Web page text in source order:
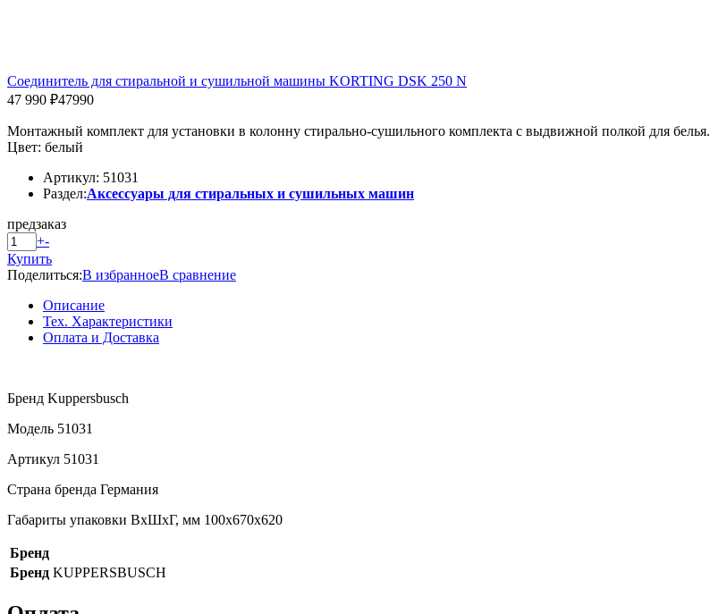
Соединитель для стиральной и сушильной машины KORTING DSK 250 N
47 990 ₽47990
Монтажный комплект для установки в колонну стирально-сушильного комплекта с выдвижной полкой для белья.
Цвет: белый
Артикул: 51031
Раздел:Аксессуары для стиральных и сушильных машин
предзаказ
+-
Купить
Поделиться:В избранноеВ сравнение
Описание
Тех. Характеристики
Оплата и Доставка
Бренд Kuppersbusch
Модель 51031
Артикул 51031
Страна бренда Германия
Габариты упаковки ВхШхГ, мм 100х670х620
Бренд
Бренд KUPPERSBUSCH